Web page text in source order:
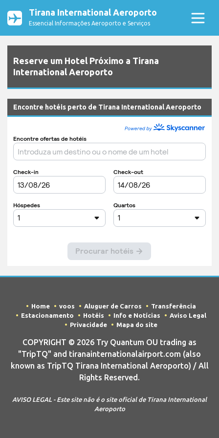
Tirana International Aeroporto
Essencial Informações Aeroporto e Serviços
Reserve um Hotel Próximo a Tirana
International Aeroporto
Encontre hotéis perto de Tirana International Aeroporto
Home voos Aluguer de Carros
Transferência
Estacionamento
Hotéis Info e Notícias
Aviso Legal
Privacidade
Mapa do site
COPYRIGHT © 2026 Try Quantum OU trading as
"TripTQ" and tiranainternationalairport.com (also
known as TripTQ Tirana International Aeroporto) / All
Rights Reserved.
AVISO LEGAL - Este site não é o site oficial de Tirana International
Aeroporto